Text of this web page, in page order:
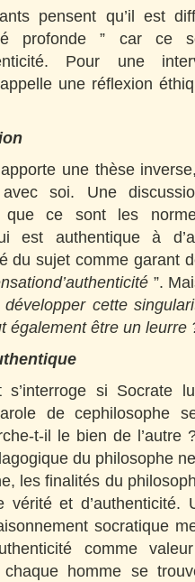
pensent qu’il est
profonde ” car ce
Pour une
une réflexion
une thèse
avec soi. Une
que ce sont les
est authentique à
du sujet comme garant
”.
cette
également être un leurre
s’interroge si Socrate
de cephilosophe
t-il le bien de l’autre
du philosophe
les finalités du
et d’authenticité.
socratique
comme
chaque homme se